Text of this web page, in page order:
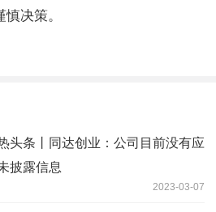
决策。
头条丨同达创业：公司目前没有应
披露信息
2023-03-07